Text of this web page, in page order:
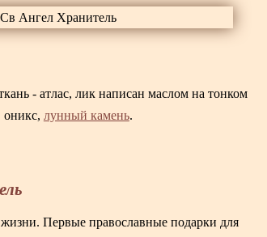
- атлас, лик написан маслом на тонком
оникс, лунный камень.
Первые православные подарки для